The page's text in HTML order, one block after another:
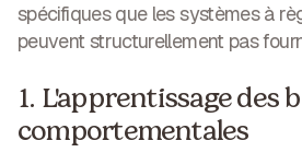
spécifiques que les systèmes à
peuvent structurellement pas
1. L'apprentissage des
comportementales